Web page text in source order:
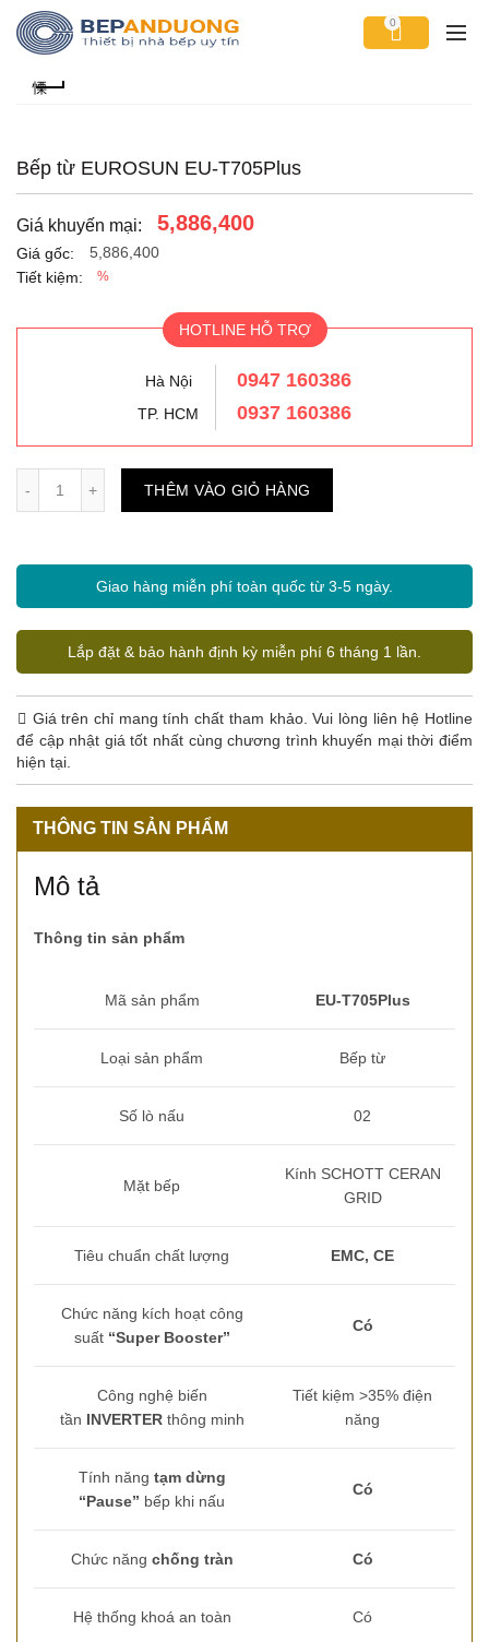
0
Bếp từ EUROSUN EU-T705Plus
Giá khuyến mại: 5,886,400
Giá gốc:
5,886,400
Tiết kiệm:
%
HOTLINE HỖ TRỢ
Hà Nội 0947 160386
TP. HCM 0937 160386
THÊM VÀO GIỎ HÀNG
Giao hàng miễn phí toàn quốc từ 3-5 ngày.
Lắp đặt & bảo hành định kỳ miễn phí 6 tháng 1 lần.
Giá trên chỉ mang tính chất tham khảo. Vui lòng liên hệ Hotline
để cập nhật giá tốt nhất cùng chương trình khuyến mại thời điểm
hiện tại.
THÔNG TIN SẢN PHẨM
Mô tả
Thông tin sản phẩm
Mã sản phẩm EU-T705Plus
Loại sản phẩm Bếp từ
Số lò nấu 02
Mặt bếp
Kính SCHOTT CERAN
GRID
Tiêu chuẩn chất lượng EMC, CE
Chức năng kích hoạt công
suất “Super Booster”
Có
Công nghệ biến
tần INVERTER thông minh
Tiết kiệm >35% điện
năng
Tính năng tạm dừng
“Pause” bếp khi nấu
Có
Chức năng chống tràn Có
Hệ thống khoá an toàn Có